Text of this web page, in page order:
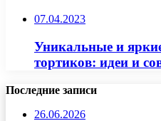
07.04.2023
Уникальные и
тортиков: идеи и
Последние записи
26.06.2026